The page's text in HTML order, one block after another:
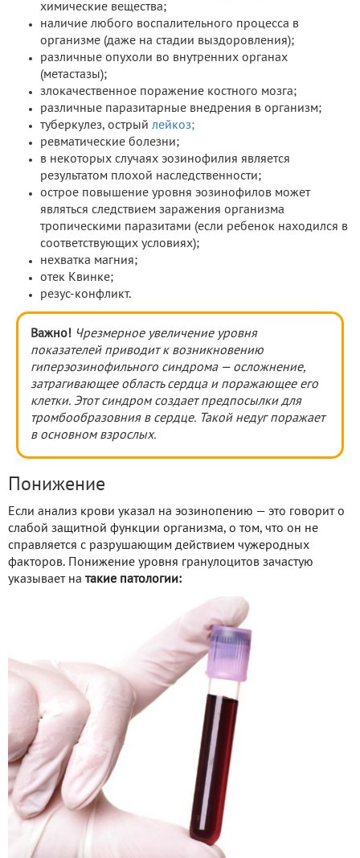
химические вещества;
наличие любого воспалительного процесса в
организме (даже на стадии выздоровления);
различные опухоли во внутренних органах
(метастазы);
злокачественное поражение костного мозга;
различные паразитарные внедрения в организм;
туберкулез, острый лейкоз;
ревматические болезни;
в некоторых случаях эозинофилия является
результатом плохой наследственности;
острое повышение уровня эозинофилов может
являться следствием заражения организма
тропическими паразитами (если ребенок находился в
соответствующих условиях);
нехватка магния;
отек Квинке;
резус-конфликт.
Важно! Чрезмерное увеличение уровня
показателей приводит к возникновению
гиперэозинофильного синдрома — осложнение,
затрагивающее область сердца и поражающее его
клетки. Этот синдром создает предпосылки для
тромбообразовния в сердце. Такой недуг поражает
в основном взрослых.
Понижение
Если анализ крови указал на эозинопению — это говорит о
слабой защитной функции организма, о том, что он не
справляется с разрушающим действием чужеродных
факторов. Понижение уровня гранулоцитов зачастую
указывает на такие патологии: